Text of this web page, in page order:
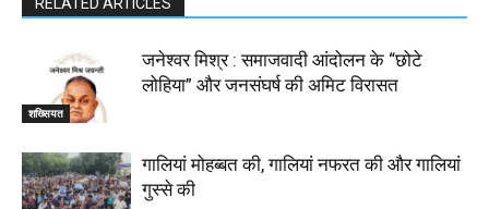
RELATED ARTICLES
शख्सियत
जनेश्वर मिश्र : समाजवादी आंदोलन के “छोटे
लोहिया” और जनसंघर्ष की अमिट विरासत
गालियां मोहब्बत की, गालियां नफरत की और गालियां
गुस्से की